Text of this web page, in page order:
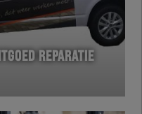
REPARATIE